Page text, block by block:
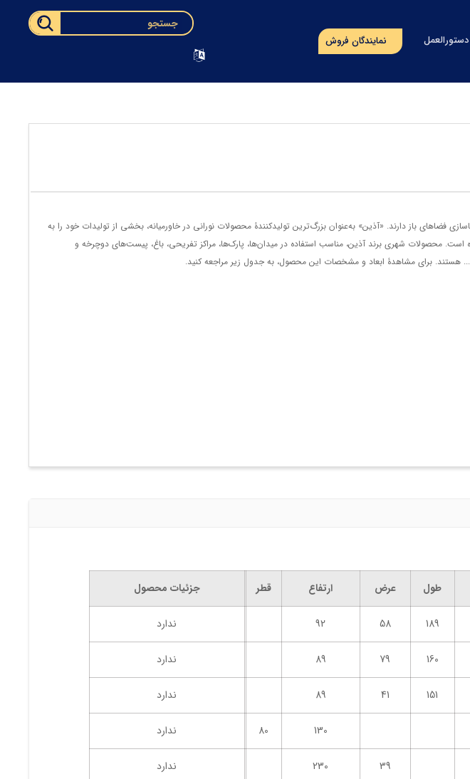
دستورالعمل نمایندگان فروش
فضاهای باز دارند. «آذین» به‌عنوان بزرگ‌ترین تولیدکنندۀ محصولات نورانی در خاورمیانه، بخشی از تولیدات خود را به
محصولات شهری برند آذین، مناسب استفاده در میدان‌ها، پارک‌ها، مراکز تفریحی، باغ، پیست‌های دوچرخه و
هستند. برای مشاهدۀ ابعاد و مشخصات این محصول، به جدول زیر مراجعه کنید.
طول عرض ارتفاع قطر جزئیات محصول
189
58
92 ندارد
160
79
89 ندارد
151
41
89 ندارد
130
80 ندارد
39
230 ندارد